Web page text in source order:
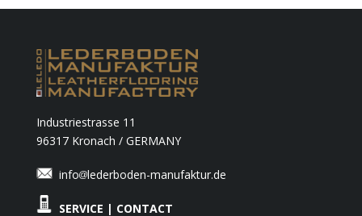
Industriestrasse 11
96317 Kronach / GERMANY
info lederboden-manufaktur.de
SERVICE | CONTACT